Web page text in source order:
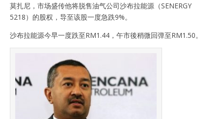
莫扎尼，市场盛传他将脱售油气公司沙布拉能源（SENERGY
5218）的股权，导至该股一度急跌9%。
沙布拉能源今早一度跌至RM1.44，午市後稍微回弹至RM1.50。